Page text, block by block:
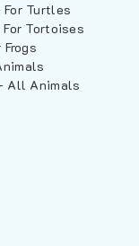
Turtles
Tortoises
All Animals